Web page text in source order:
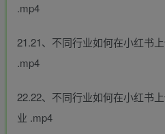
.mp4
21.21、不同行业如何在小红书
.mp4
22.22、不同行业如何在小红书
业 .mp4